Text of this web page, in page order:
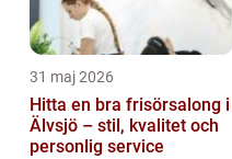
31 maj 2026
Hitta en bra frisörsalong i
Älvsjö – stil, kvalitet och
personlig service